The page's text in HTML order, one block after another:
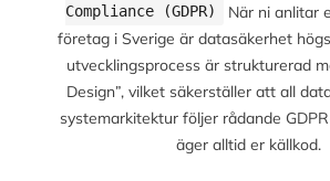
Compliance (GDPR)
När ni anlitar
företag i Sverige är datasäkerhet
utvecklingsprocess är strukturerad
Design”, vilket säkerställer att all
systemarkitektur följer rådande
äger alltid er källkod.